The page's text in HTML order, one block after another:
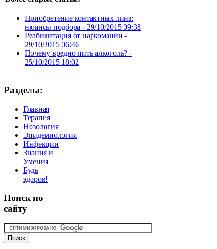
Приобретение контактных линз:
нюансы подбора - 29/10/2015 09:38
Реабилитация от наркомании -
29/10/2015 06:46
Почему вредно пить алкоголь? -
25/10/2015 18:02
Разделы:
Главная
Терапия
Нозология
Эпидемиология
Инфекции
Знания и
Умения
Будь
здоров!
Поиск по
сайту